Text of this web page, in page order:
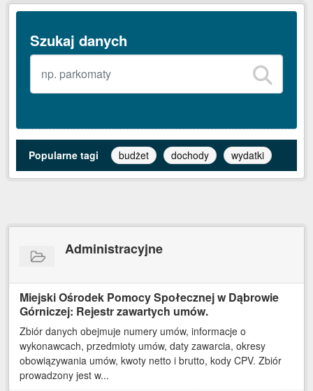
Szukaj danych
Popularne tagi budżet dochody wydatki
Administracyjne
Miejski Ośrodek Pomocy Społecznej w Dąbrowie
Górniczej: Rejestr zawartych umów.
Zbiór danych obejmuje numery umów, informacje o
wykonawcach, przedmioty umów, daty zawarcia, okresy
obowiązywania umów, kwoty netto i brutto, kody CPV. Zbiór
prowadzony jest w...